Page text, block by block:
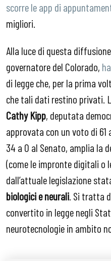
scorre le app di
migliori.
Alla luce di questa
governatore del Colorado,
di legge che, per la prima
che tali dati restino privati.
Cathy Kipp, deputata
approvata con un voto di 61
34 a 0 al Senato, amplia la
(come le impronte digitali
dall’attuale legislazione
biologici e neurali . Si tratta
convertito in legge negli
neurotecnologie in ambito